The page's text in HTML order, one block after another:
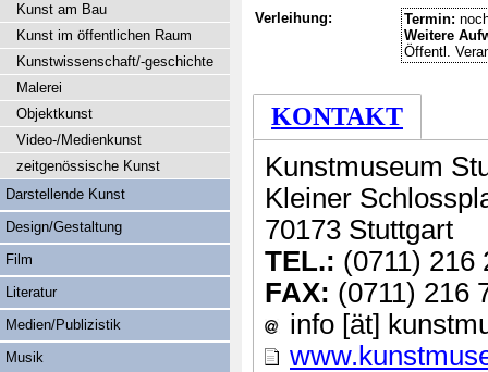
Verleihung: Termin:
Weitere
Öffentl.
KONTAKT
Kunstmuseum
Kleiner
70173 Stuttgart
TEL.: (0711) 216
FAX: (0711) 216
info [ät]
Kunst am Bau
Kunst im öffentlichen Raum
Kunstwissenschaft/-geschichte
Malerei
Objektkunst
Video-/Medienkunst
zeitgenössische Kunst
Darstellende Kunst
Design/Gestaltung
Film
Literatur
Medien/Publizistik
Musik